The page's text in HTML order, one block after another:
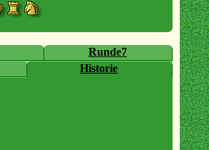
Runde7
Historie